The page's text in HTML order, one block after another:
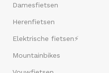
Damesfietsen
Herenfietsen
Elektrische fietsen⚡
Mountainbikes